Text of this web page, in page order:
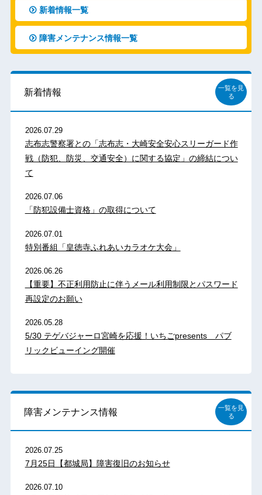
新着情報一覧
障害メンテナンス情報一覧
新着情報
一覧を見
る
2026.07.29
志布志警察署との「志布志・大崎安全安心スリーガード作
戦（防犯、防災、交通安全）に関する協定」の締結につい
て
2026.07.06
「防犯設備士資格」の取得について
2026.07.01
特別番組「皇徳寺ふれあいカラオケ大会」
2026.06.26
【重要】不正利用防止に伴うメール利用制限とパスワード
再設定のお願い
2026.05.28
5/30 テゲバジャーロ宮崎を応援！いちごpresents パブ
リックビューイング開催
障害メンテナンス情報
一覧を見
る
2026.07.25
7月25日【都城局】障害復旧のお知らせ
2026.07.10